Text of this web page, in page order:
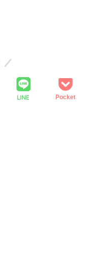
LINE Pocket